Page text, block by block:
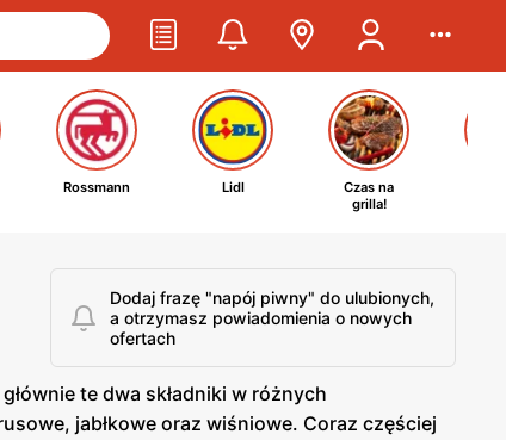
Rossmann Lidl
Czas na
grilla!
Dodaj frazę "napój piwny" do ulubionych,
a otrzymasz powiadomienia o nowych
ofertach
te dwa składniki w różnych
jabłkowe oraz wiśniowe. Coraz częściej